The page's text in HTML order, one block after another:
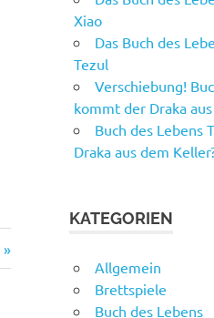
Xiao
Das Buch des
Tezul
Verschiebung!
kommt der Draka
Buch des Lebens
Draka aus dem
KATEGORIEN
Allgemein
Brettspiele
Buch des Lebens